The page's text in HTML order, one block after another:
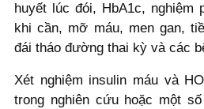
huyết lúc đói, HbA1c, nghiệm
khi cần, mỡ máu, men gan,
đái tháo đường thai kỳ và các
Xét nghiệm insulin máu và
trong nghiên cứu hoặc một